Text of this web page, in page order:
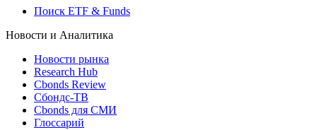
Поиск ETF & Funds
Новости и Аналитика
Новости рынка
Research Hub
Cbonds Review
Сбондс-ТВ
Cbonds для СМИ
Глоссарий